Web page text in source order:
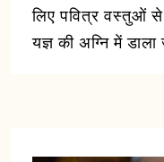
लिए पवित्र वस्तुओं से
यज्ञ की अग्नि में डाला